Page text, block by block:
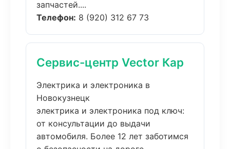
запчастей....
Телефон: 8 (920) 312 67 73
Сервис-центр Vector Кар
Электрика и электроника в
Новокузнецк
электрика и электроника под ключ:
от консультации до выдачи
автомобиля. Более 12 лет заботимся